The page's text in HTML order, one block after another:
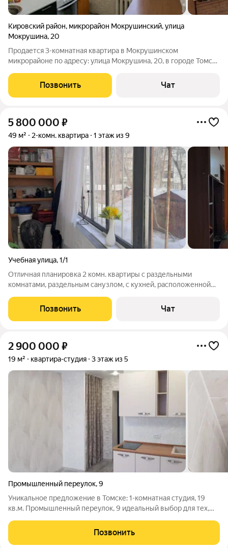
Кировский район, микрорайон Мокрушинский,улица
Мокрушина, 20
Продается 3-комнатная квартира в Мокрушинском
микрорайоне по адресу: улица Мокрушина, 20, в городе Томск.
44.9 кв. м жилая. Кухня площадью 5.5 кв. м. коридор площадью
6,4 кв.м. Квартира
Позвонить Чат
5 800 000 ₽
49 м² 2-комн. квартира 1 этаж из 9
Учебная улица,1/1
Отличная планировка 2 комн. квартиры с раздельными
комнатами, раздельным санузлом, с кухней, расположенной
Большая лоджия застекленная. Квартира светлая, опрятная.
Район тихий, в 10 минутах
Позвонить Чат
2 900 000 ₽
19 м² квартира-студия 3 этаж из 5
Промышленный переулок,9
Уникальное предложение в Томске: 1-комнатная студия, 19
кв.м. Промышленный переулок, 9 идеальный выбор для тех,
расположена на третем этаже пятиэтажного кирпичного
дома.Окна выходят на улицу,
Позвонить